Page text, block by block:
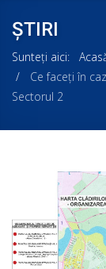
ȘTIRI
Sunteți aici:
Ce faceți în
Sectorul 2